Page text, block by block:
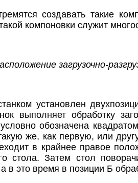
создавать такие
компоновки служит
загрузочно-
установлен
выполняет обработку
условно обозначена
же, как первую, или
в крайнее правое
стола. Затем стол
в это время в позиции Б